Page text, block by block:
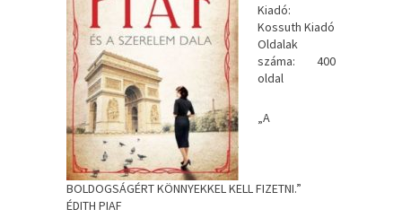
Kiadó:
Kossuth Kiadó
Oldalak
száma: 400
oldal
„A
BOLDOGSÁGÉRT KÖNNYEKKEL KELL FIZETNI.”
ÉDITH PIAF